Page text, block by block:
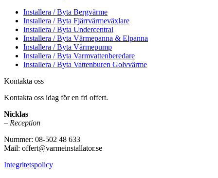
Installera / Byta Bergvärme
Installera / Byta Fjärrvärmeväxlare
Installera / Byta Undercentral
Installera / Byta Värmepanna & Elpanna
Installera / Byta Värmepump
Installera / Byta Varmvattenberedare
Installera / Byta Vattenburen Golvvärme
Kontakta oss
Kontakta oss idag för en fri offert.
Nicklas
– Reception
Nummer: 08-502 48 633
Mail: offert@varmeinstallator.se
Integritetspolicy